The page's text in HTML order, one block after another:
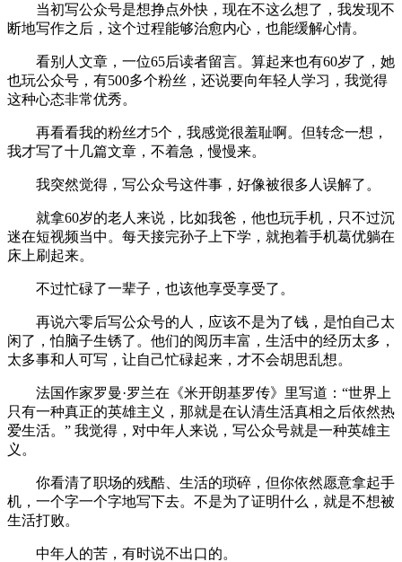
当初写公众号是想挣点外快，现在不这么想了，我发现不
断地写作之后，这个过程能够治愈内心，也能缓解心情。
看别人文章，一位65后读者留言。算起来也有60岁了，她
也玩公众号，有500多个粉丝，还说要向年轻人学习，我觉得
这种心态非常优秀。
再看看我的粉丝才5个，我感觉很羞耻啊。但转念一想，
我才写了十几篇文章，不着急，慢慢来。
我突然觉得，写公众号这件事，好像被很多人误解了。
就拿60岁的老人来说，比如我爸，他也玩手机，只不过沉
迷在短视频当中。每天接完孙子上下学，就抱着手机葛优躺在
床上刷起来。
不过忙碌了一辈子，也该他享受享受了。
再说六零后写公众号的人，应该不是为了钱，是怕自己太
闲了，怕脑子生锈了。他们的阅历丰富，生活中的经历太多，
太多事和人可写，让自己忙碌起来，才不会胡思乱想。
法国作家罗曼·罗兰在《米开朗基罗传》里写道：“世界上
只有一种真正的英雄主义，那就是在认清生活真相之后依然热
爱生活。” 我觉得，对中年人来说，写公众号就是一种英雄主
义。
你看清了职场的残酷、生活的琐碎，但你依然愿意拿起手
机，一个字一个字地写下去。不是为了证明什么，就是不想被
生活打败。
中年人的苦，有时说不出口的。